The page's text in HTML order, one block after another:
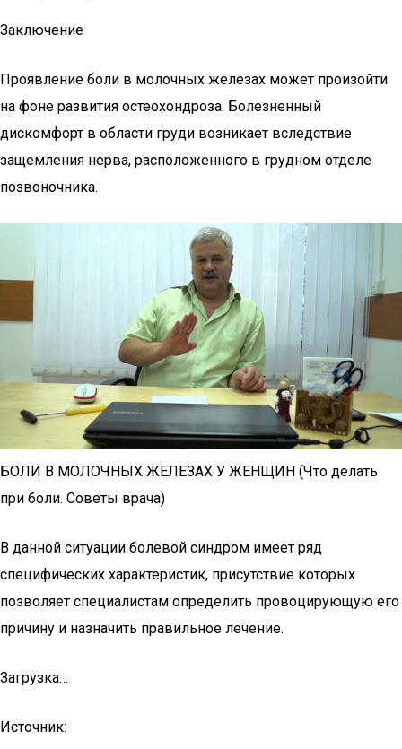
Заключение
Проявление боли в молочных железах может произойти
на фоне развития остеохондроза. Болезненный
дискомфорт в области груди возникает вследствие
защемления нерва, расположенного в грудном отделе
позвоночника.
БОЛИ В МОЛОЧНЫХ ЖЕЛЕЗАХ У ЖЕНЩИН (Что делать
при боли. Советы врача)
В данной ситуации болевой синдром имеет ряд
специфических характеристик, присутствие которых
позволяет специалистам определить провоцирующую его
причину и назначить правильное лечение.
Загрузка…
Источник: